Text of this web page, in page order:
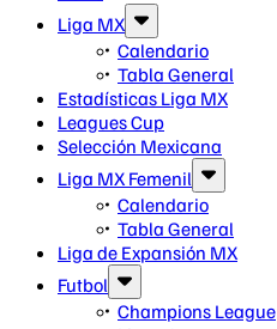
Liga MX
Calendario
Tabla General
Estadísticas Liga MX
Leagues Cup
Selección Mexicana
Liga MX Femenil
Calendario
Tabla General
Liga de Expansión MX
Futbol
Champions League